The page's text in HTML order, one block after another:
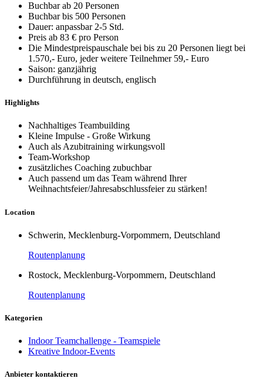
Buchbar ab 20 Personen
Buchbar bis 500 Personen
Dauer: anpassbar 2-5 Std.
Preis ab 83 € pro Person
Die Mindestpreispauschale bei bis zu 20 Personen liegt bei
1.570,- Euro, jeder weitere Teilnehmer 59,- Euro
Saison: ganzjährig
Durchführung in deutsch, englisch
Highlights
Nachhaltiges Teambuilding
Kleine Impulse - Große Wirkung
Auch als Azubitraining wirkungsvoll
Team-Workshop
zusätzliches Coaching zubuchbar
Auch passend um das Team während Ihrer
Weihnachtsfeier/Jahresabschlussfeier zu stärken!
Location
Schwerin, Mecklenburg-Vorpommern, Deutschland
Routenplanung
Rostock, Mecklenburg-Vorpommern, Deutschland
Routenplanung
Kategorien
Indoor Teamchallenge - Teamspiele
Kreative Indoor-Events
Anbieter kontaktieren